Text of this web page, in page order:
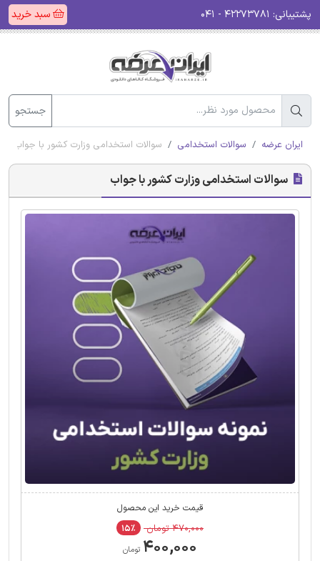
پشتیبانی: سبد خرید
جستجو
ایران عرضه سوالات استخدامی سوالات استخدامی وزارت کشور با جواب
سوالات استخدامی وزارت کشور با جواب
قیمت خرید این محصول
۴۷۰,۰۰۰ تومان ۱۵٪
۴۰۰,۰۰۰ تومان